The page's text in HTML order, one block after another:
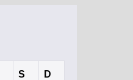
S D